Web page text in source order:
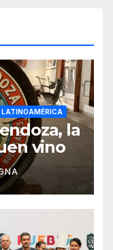
LATINOAMÉRICA
la
vino